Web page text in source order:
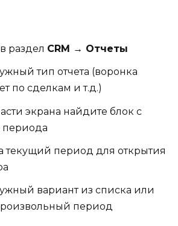
раздел CRM → Отчеты
тип отчета (воронка
по сделкам и т.д.)
экрана найдите блок с
периода
текущий период для открытия
вариант из списка или
период